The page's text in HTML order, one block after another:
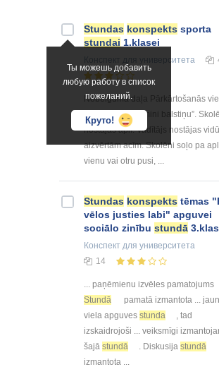
Ты можешь добавить
любую работу в список
пожеланий.
Круто!
Stundas konspekts sporta
stundai 1.klasei
для университета
Nobeiguma daļa Pārkārtošanās
aplī. Rotaļa “Uzmini balstiņu”.
nostājas aplī. Vadītājs nostājas
aizvērtām acīm. Skolēni soļo pa
vienu vai otru pusi, ...
Stundas konspekts tēmas
vēlos justies labi" apguvei
sociālo zinību stundā
Конспект для университета
14
... paņēmienu izvēles pamatojums
Stundā
pamatā izmantota ...
viela apguves stunda
, tad
izskaidrojoši ... veiksmīgi
šajā stundā . Diskusija stundā
izmantota ...